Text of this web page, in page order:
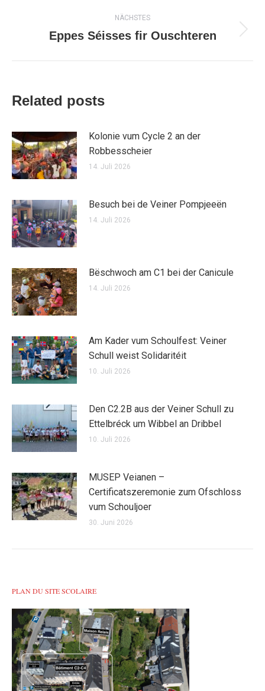
NÄCHSTES
Nächster
Eppes Séisses fir Ouschteren
Related posts
Kolonie vum Cycle 2 an der
Robbesscheier
14. Juli 2026
Besuch bei de Veiner Pompjeeën
14. Juli 2026
Bëschwoch am C1 bei der Canicule
14. Juli 2026
Am Kader vum Schoulfest: Veiner
Schull weist Solidaritéit
10. Juli 2026
Den C2.2B aus der Veiner Schull zu
Ettelbréck um Wibbel an Dribbel
10. Juli 2026
MUSEP Veianen –
Certificatszeremonie zum Ofschloss
vum Schouljoer
30. Juni 2026
PLAN DU SITE SCOLAIRE